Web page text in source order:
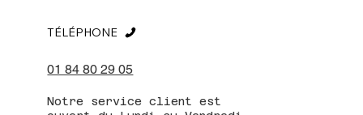
01 84 80 29 05
TÉLÉPHONE
Notre service client est